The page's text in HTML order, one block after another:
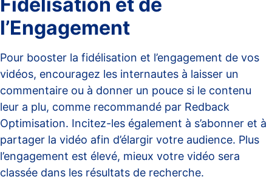
l’Engagement
Pour booster la fidélisation et l’engagement de vos
vidéos, encouragez les internautes à laisser un
commentaire ou à donner un pouce si le contenu
leur a plu, comme recommandé par Redback
Optimisation. Incitez-les également à s’abonner et à
partager la vidéo afin d’élargir votre audience. Plus
l’engagement est élevé, mieux votre vidéo sera
classée dans les résultats de recherche.